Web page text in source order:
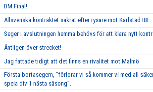
DM Final!
Allsvenska kontraktet säkrat efter rysare mot Karlstad IBF.
Seger i avslutningen hemma behövs för att klara nytt
Äntligen över strecket!
Jag fattade tidigt att det finns en rivalitet mot Malmö
Första bortasegern, ’’förlorar vi så kommer vi med all
spela div 1 nästa säsong’’.